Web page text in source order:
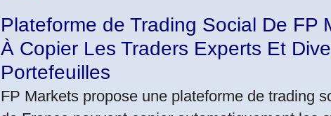
Plateforme de Trading Social De FP
À Copier Les Traders Experts Et
Portefeuilles
FP Markets propose une plateforme de trading